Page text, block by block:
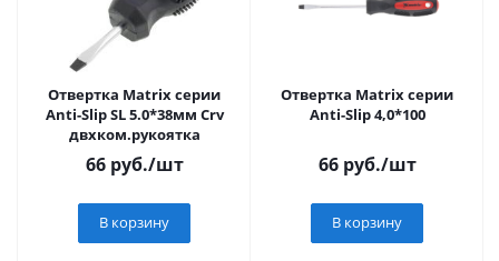
Отвертка Matrix серии
Anti-Slip SL 5.0*38мм Crv
двхком.рукоятка
66руб./шт
В корзину
Отвертка Matrix серии
Anti-Slip 4,0*100
66руб./шт
В корзину